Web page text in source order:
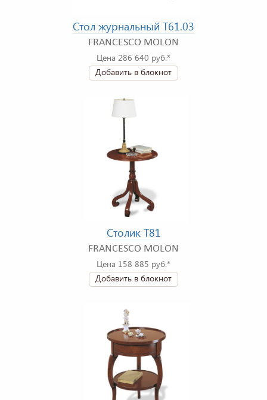
Стол журнальный T61.03
FRANCESCO MOLON
Цена 286 640 руб.*
Добавить в блокнот
Столик T81
FRANCESCO MOLON
Цена 158 885 руб.*
Добавить в блокнот